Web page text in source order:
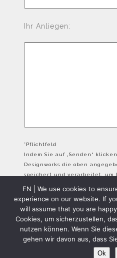
Ihr Anliegen:
*Pflichtfeld
Indem Sie auf „Senden“
Designworks die oben
speichert und verarbeitet, um
Inhalte bereitzustellen.
GFD Copyright 2024 -
EN | We use cookies to
experience on our website. If
will assume that you are
Cookies, um sicherzustellen,
nutzen können. Wenn Sie
gehen wir davon aus, dass
Ok